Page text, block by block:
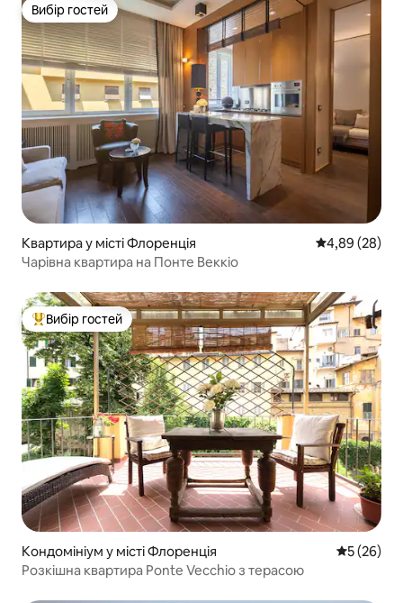
Вибір гостей
Вибір гостей
Квартира у місті Флоренція Середня
4,89 (28)
Чарівна квартира на Понте Веккіо
Топ вибір гостей
Вибір гостей
Кондомініум у місті Флоренція Середня
5 (26)
Розкішна квартира Ponte Vecchio з терасою